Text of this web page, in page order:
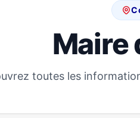
Maire
toutes les